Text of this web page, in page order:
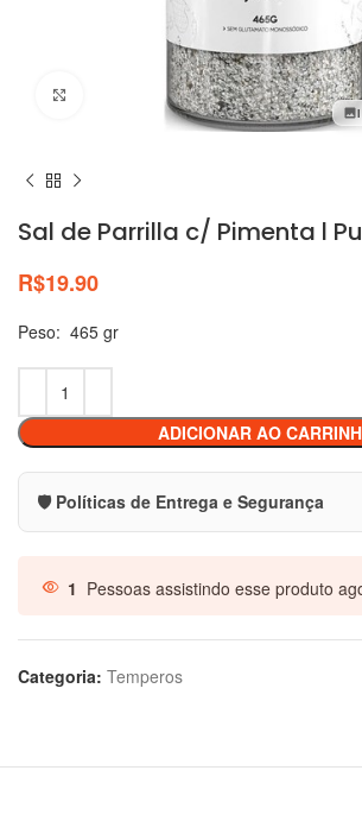
Clique para ampliar
Sal de Parrilla c/ Pimenta l
R$19.90
Peso: 465 gr
ADICIONAR AO
🛡️ Políticas de Entrega e Segurança
1 Pessoas assistindo esse produto
Categoria: Temperos